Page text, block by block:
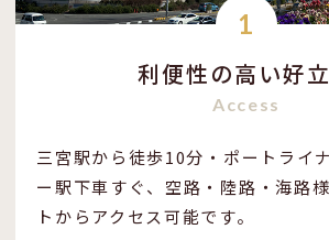
1
利便性の高い好
Access
三宮駅から徒歩10分・ポートライ
ー駅下車すぐ、空路・陸路・海路
トからアクセス可能です。